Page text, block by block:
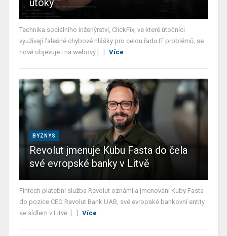
útoky
Technika sociálního inženýrství, ClickFix, ve které útočníci
využívají falešné chybové hlášky pro celou řadu IT problémů, se
nově objevuje i na webový [...]
Více
BYZNYS
Revolut jmenuje Kubu Fasta do čela
své evropské banky v Litvě
Fintech platební služba Revolut oznámila jmenování Kuby Fasta
do pozice CEO Revolut Bank UAB, své evropské bankovní entity
se sídlem v Litvě. [...]
Více